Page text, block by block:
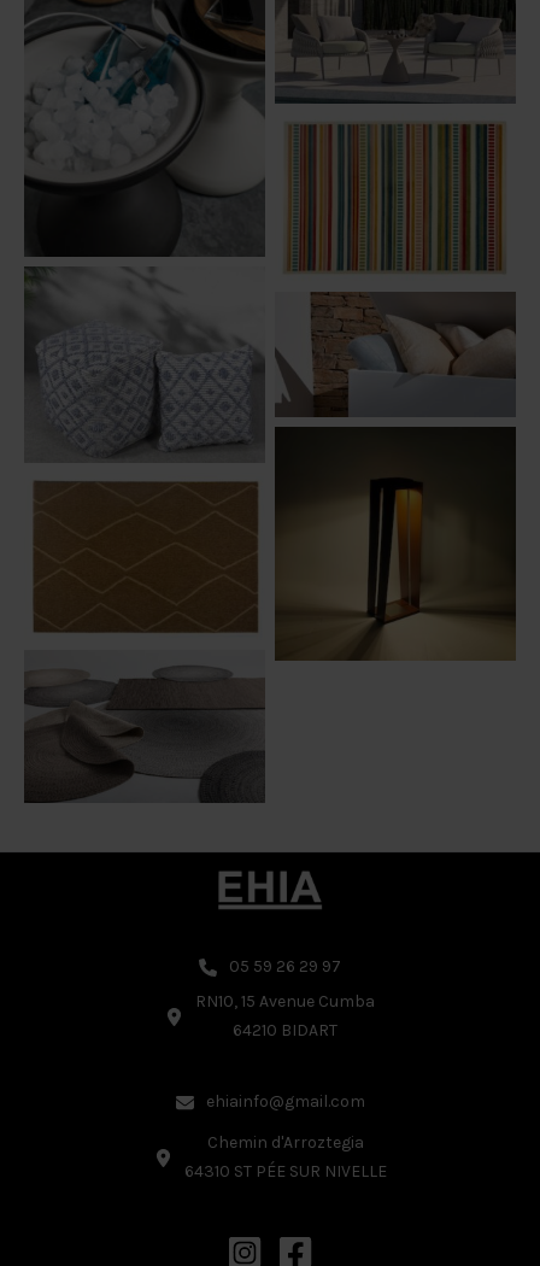
Table d’appoint Bells |
Gloster
Bout de canapé Hips | Sifas
Tapis Nazca | Idaho
Pouf et Coussin Cartola | La
Sélection Ehia
Coussins Saint Tropez |
Sifas
Jardins
Tapis Rugs | Gloster
05 59 26 29 97
RN10, 15 Avenue Cumba
64210 BIDART
ehiainfo@gmail.com
Chemin d'Arroztegia
64310 ST PÉE SUR NIVELLE